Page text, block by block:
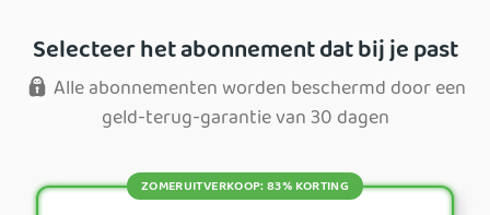
Selecteer het abonnement dat bij je past
Alle abonnementen worden beschermd door een
geld-terug-garantie van 30 dagen
ZOMERUITVERKOOP: 83% KORTING